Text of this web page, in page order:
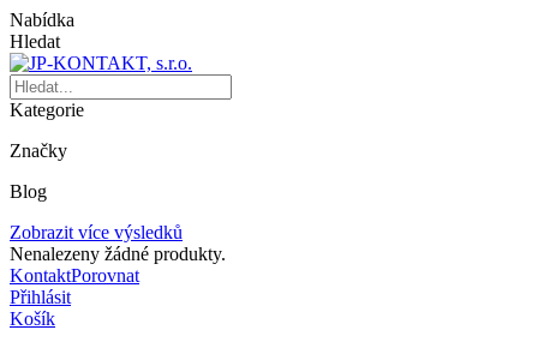
Nabídka
Hledat
Kategorie
Značky
Blog
Zobrazit více výsledků
Nenalezeny žádné produkty.
KontaktPorovnat
Přihlásit
Košík